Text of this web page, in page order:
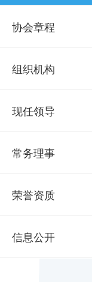
协会章程
组织机构
现任领导
常务理事
荣誉资质
信息公开